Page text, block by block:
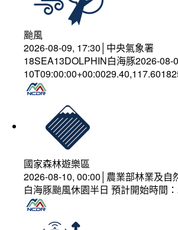
颱風
2026-08-09, 17:30│中央氣象署
18SEA13DOLPHIN白海豚2026-
國家森林遊樂區
2026-08-10, 00:00│農業部林業及自
白海豚颱風休園半日 預計開始時間